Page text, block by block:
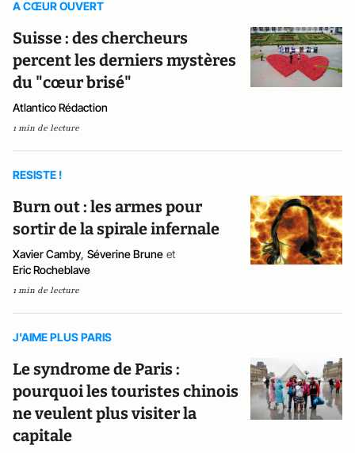
A CŒUR OUVERT
Suisse : des chercheurs
percent les derniers mystères
du "cœur brisé"
Atlantico Rédaction
1 min de lecture
RESISTE !
Burn out : les armes pour
sortir de la spirale infernale
Xavier Camby, Séverine Brune et
Eric Rocheblave
1 min de lecture
J'AIME PLUS PARIS
Le syndrome de Paris :
pourquoi les touristes chinois
ne veulent plus visiter la
capitale